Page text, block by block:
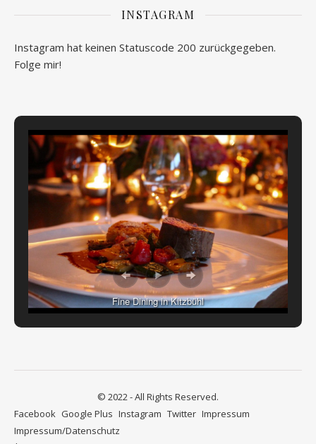
INSTAGRAM
Instagram hat keinen Statuscode 200 zurückgegeben.
Folge mir!
Fine Dining in Kitzbühl
© 2022 - All Rights Reserved.
Facebook Google Plus Instagram Twitter Impressum
Impressum/Datenschutz